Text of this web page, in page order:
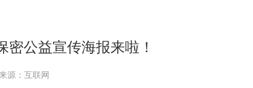
公益宣传海报来啦！
源：互联网